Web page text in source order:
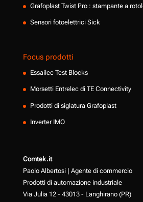
Grafoplast Twist Pro : stampante a
Sensori fotoelettrici Sick
Focus prodotti
Essailec Test Blocks
Morsetti Entrelec di TE Connectivity
Prodotti di siglatura Grafoplast
Inverter IMO
Comtek.it
Paolo Albertosi | Agente di commercio
Prodotti di automazione industriale
Via Julia 12 - 43013 - Langhirano (PR)